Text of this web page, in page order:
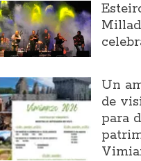
Un
de
para